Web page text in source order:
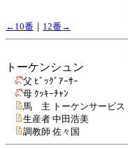
←10番 ｜ 12番→
トーケンシュン
父 ﾋﾞｯｸﾞｱｰｻｰ
母 ｸｯｷｰﾁｬﾝ
馬 主 トーケンサービス
生産者 中田浩美
調教師 佐々国